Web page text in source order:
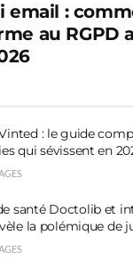
email :
au RGPD
: le guide
qui sévissent en
santé Doctolib et
la polémique de